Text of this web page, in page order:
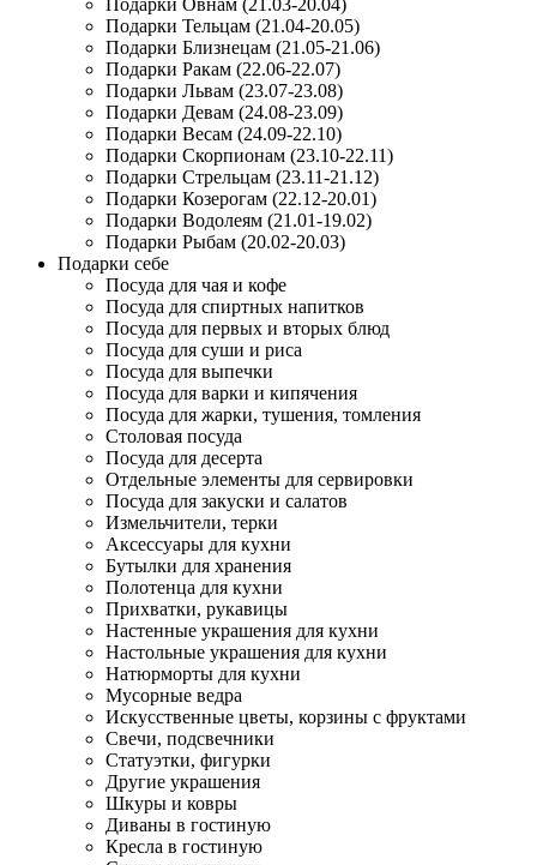
Подарки Овнам (21.03-20.04)
Подарки Тельцам (21.04-20.05)
Подарки Близнецам (21.05-21.06)
Подарки Ракам (22.06-22.07)
Подарки Львам (23.07-23.08)
Подарки Девам (24.08-23.09)
Подарки Весам (24.09-22.10)
Подарки Скорпионам (23.10-22.11)
Подарки Стрельцам (23.11-21.12)
Подарки Козерогам (22.12-20.01)
Подарки Водолеям (21.01-19.02)
Подарки Рыбам (20.02-20.03)
Подарки себе
Посуда для чая и кофе
Посуда для спиртных напитков
Посуда для первых и вторых блюд
Посуда для суши и риса
Посуда для выпечки
Посуда для варки и кипячения
Посуда для жарки, тушения, томления
Столовая посуда
Посуда для десерта
Отдельные элементы для сервировки
Посуда для закуски и салатов
Измельчители, терки
Аксессуары для кухни
Бутылки для хранения
Полотенца для кухни
Прихватки, рукавицы
Настенные украшения для кухни
Настольные украшения для кухни
Натюрморты для кухни
Мусорные ведра
Искусственные цветы, корзины с фруктами
Свечи, подсвечники
Статуэтки, фигурки
Другие украшения
Шкуры и ковры
Диваны в гостиную
Кресла в гостиную